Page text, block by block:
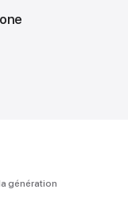
génération